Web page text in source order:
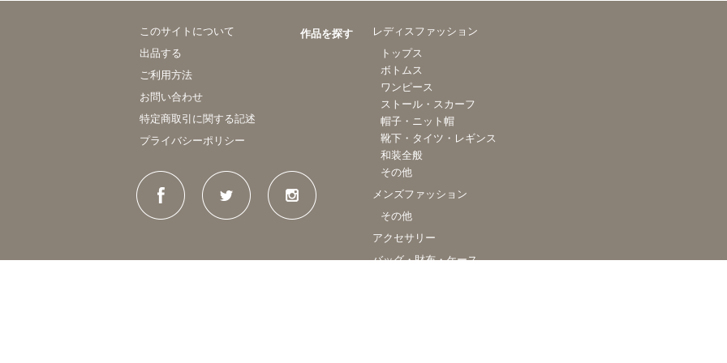
このサイトについて
出品する
ご利用方法
お問い合わせ
特定商取引に関する記述
プライバシーポリシー
作品を探す
レディスファッション
トップス
ボトムス
ワンピース
ストール・スカーフ
帽子・ニット帽
靴下・タイツ・レギンス
和装全般
その他
メンズファッション
その他
アクセサリー
バッグ・財布・ケース